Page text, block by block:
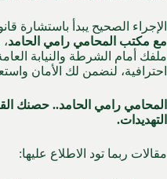
الإجراء الصحيح يبدأ باستشارة
مع مكتب المحامي رامي الحامد
ملفك أمام الشرطة والنيابة
احترافية، لنضمن لك الأمان
المحامي رامي الحامد.. حصنك
التهديدات.
مقالات ربما تود الاطلاع عليها: